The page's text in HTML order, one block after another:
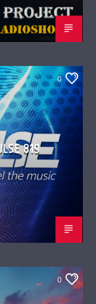
0
819
0